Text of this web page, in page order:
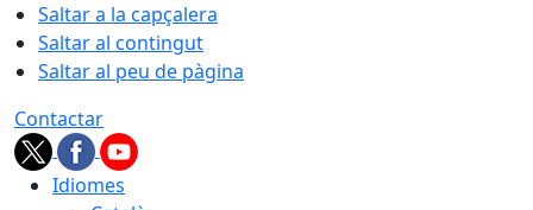
Saltar a la capçalera
Saltar al contingut
Saltar al peu de pàgina
Contactar
Idiomes